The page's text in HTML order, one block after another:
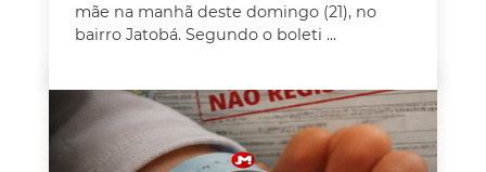
mãe na manhã deste domingo (21), no
bairro Jatobá. Segundo o boleti ...